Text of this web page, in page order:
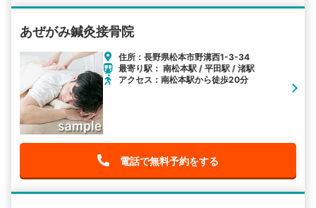
あぜがみ鍼灸接骨院
住所：長野県松本市野溝西1-3-34
最寄り駅： 南松本駅 / 平田駅 / 渚駅
アクセス：南松本駅から徒歩20分
電話で無料予約をする